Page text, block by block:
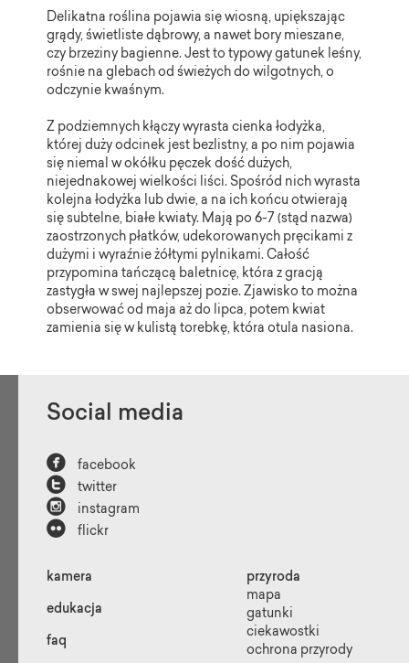
Delikatna roślina pojawia się wiosną, upiększając
grądy, świetliste dąbrowy, a nawet bory mieszane,
czy brzeziny bagienne. Jest to typowy gatunek leśny,
rośnie na glebach od świeżych do wilgotnych, o
odczynie kwaśnym.
Z podziemnych kłączy wyrasta cienka łodyżka,
której duży odcinek jest bezlistny, a po nim pojawia
się niemal w okółku pęczek dość dużych,
niejednakowej wielkości liści. Spośród nich wyrasta
kolejna łodyżka lub dwie, a na ich końcu otwierają
się subtelne, białe kwiaty. Mają po 6-7 (stąd nazwa)
zaostrzonych płatków, udekorowanych pręcikami z
dużymi i wyraźnie żółtymi pylnikami. Całość
przypomina tańczącą baletnicę, która z gracją
zastygła w swej najlepszej pozie. Zjawisko to można
obserwować od maja aż do lipca, potem kwiat
zamienia się w kulistą torebkę, która otula nasiona.
Social media
 facebook
 twitter
 instagram
 flickr
kamera
edukacja
faq
przyroda
mapa
gatunki
ciekawostki
ochrona przyrody